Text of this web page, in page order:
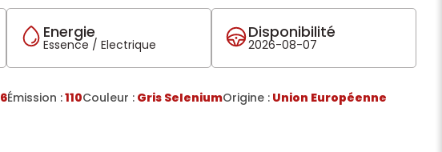
Energie
Essence / Electrique
Disponibilité
2026-08-07
6Émission :110Couleur : Gris SeleniumOrigine : Union Européenne